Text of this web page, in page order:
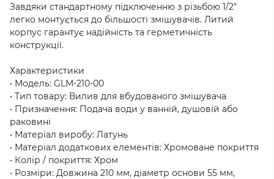
Завдяки стандартному підключенню з різьбою 1/2"
легко монтується до більшості змішувачів. Литий
корпус гарантує надійність та герметичність
конструкції.
Характеристики
• Модель: GLM-210-00
• Тип товару: Вилив для вбудованого змішувача
• Призначення: Подача води у ванній, душовій або
раковині
• Матеріал виробу: Латунь
• Матеріал додаткових елементів: Хромоване покриття
• Колір / покриття: Хром
• Розміри: Довжина 210 мм, діаметр основи 55 мм,